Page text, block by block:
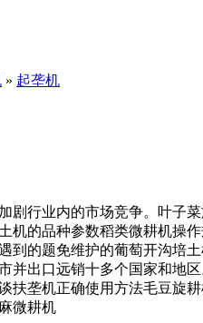
» 起垄机
行业内的市场竞争。叶子菜
机的品种参数稻类微耕机操
到的题免维护的葡萄开沟培
并出口远销十多个国家和地
扶垄机正确使用方法毛豆旋
微耕机